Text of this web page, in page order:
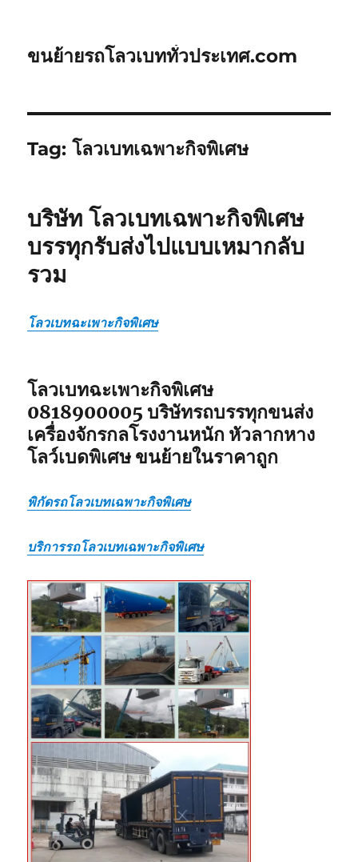
ขนย้ายรถโลวเบททั่วประเทศ.com
Tag:โลวเบทเฉพาะกิจพิเศษ
บริษัท โลวเบทเฉพาะกิจพิเศษ
บรรทุกรับส่งไปแบบเหมากลับ
รวม
โลวเบทฉะเพาะกิจพิเศษ
โลวเบทฉะเพาะกิจพิเศษ
0818900005 บริษัทรถบรรทุกขนส่ง
เครื่องจักรกลโรงงานหนัก หัวลากหาง
โลว์เบดพิเศษ ขนย้ายในราคาถูก
พิกัดรถโลวเบทเฉพาะกิจพิเศษ
บริการรถโลวเบทเฉพาะกิจพิเศษ